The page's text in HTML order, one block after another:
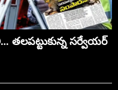
సర్వేయర్